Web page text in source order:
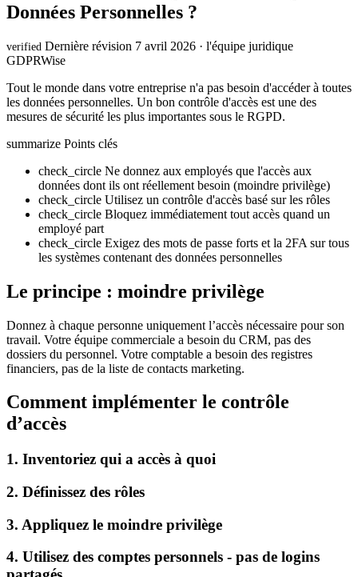
Données Personnelles ?
verified Dernière révision 7 avril 2026 · l'équipe juridique
GDPRWise
Tout le monde dans votre entreprise n'a pas besoin d'accéder à toutes
les données personnelles. Un bon contrôle d'accès est une des
mesures de sécurité les plus importantes sous le RGPD.
summarize Points clés
check_circle Ne donnez aux employés que l'accès aux
données dont ils ont réellement besoin (moindre privilège)
check_circle Utilisez un contrôle d'accès basé sur les rôles
check_circle Bloquez immédiatement tout accès quand un
employé part
check_circle Exigez des mots de passe forts et la 2FA sur tous
les systèmes contenant des données personnelles
Le principe : moindre privilège
Donnez à chaque personne uniquement l’accès nécessaire pour son
travail. Votre équipe commerciale a besoin du CRM, pas des
dossiers du personnel. Votre comptable a besoin des registres
financiers, pas de la liste de contacts marketing.
Comment implémenter le contrôle
d’accès
1. Inventoriez qui a accès à quoi
2. Définissez des rôles
3. Appliquez le moindre privilège
4. Utilisez des comptes personnels - pas de logins